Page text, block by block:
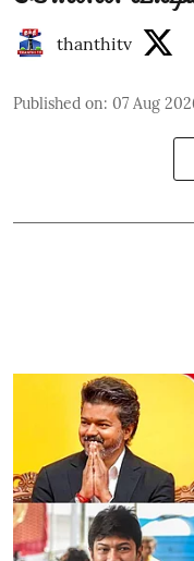
thanthitv
Published on: 07 Aug